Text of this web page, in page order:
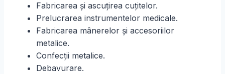
Fabricarea și ascuțirea cuțitelor.
Prelucrarea instrumentelor medicale.
Fabricarea mânerelor și accesoriilor
metalice.
Confecții metalice.
Debavurare.